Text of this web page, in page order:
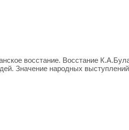
восстание. Восстание
Значение народных